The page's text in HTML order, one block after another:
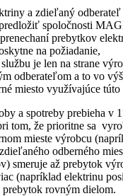
a zdieľaný odberateľ
spoločnosti
prebytkov
na požiadanie,
je len na strane
odberateľom a to vo
miesto využívajúce túto
a spotreby prebieha v
tom, že prioritne sa
mieste výrobcu
odberného
smeruje až prebytok
(napríklad elektrinu
prebytok rovným dielom.